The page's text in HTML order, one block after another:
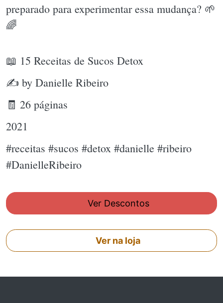
preparado para experimentar essa mudança? 🌱
🌈
📖 15 Receitas de Sucos Detox
✍ by Danielle Ribeiro
🧾 26 páginas
2021
#receitas #sucos #detox #danielle #ribeiro
#DanielleRibeiro
Ver Descontos
Ver na loja